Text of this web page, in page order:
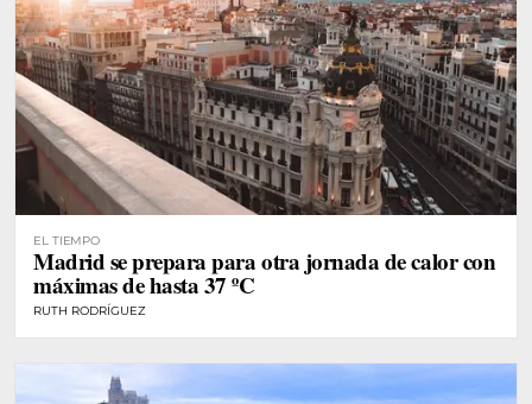
EL TIEMPO
Madrid se prepara para otra jornada de calor con
máximas de hasta 37 ºC
RUTH RODRÍGUEZ